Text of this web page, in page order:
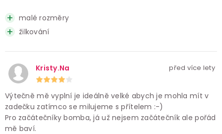
malé rozměry
žilkování
Kristy.Na před více lety
Výtečně mě vyplní je ideálně velké abych je mohla mít v
zadečku zatímco se milujeme s přítelem :-)
Pro začátečníky bomba, já už nejsem začátečník ale pořád
mě baví.